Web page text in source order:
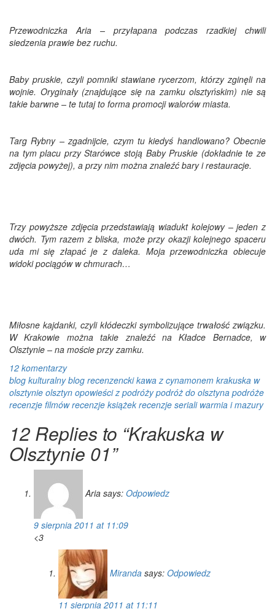
Przewodniczka Aria – przyłapana podczas rzadkiej chwili
siedzenia prawie bez ruchu.
Baby pruskie, czyli pomniki stawiane rycerzom, którzy zginęli na
wojnie. Oryginały (znajdujące się na zamku olsztyńskim) nie są
takie barwne – te tutaj to forma promocji walorów miasta.
Targ Rybny – zgadnijcie, czym tu kiedyś handlowano? Obecnie
na tym placu przy Starówce stoją Baby Pruskie (dokładnie te ze
zdjęcia powyżej), a przy nim można znaleźć bary i restauracje.
Trzy powyższe zdjęcia przedstawiają wiadukt kolejowy – jeden z
dwóch. Tym razem z bliska, może przy okazji kolejnego spaceru
uda mi się złapać je z daleka. Moja przewodniczka obiecuje
widoki pociągów w chmurach…
Miłosne kajdanki, czyli kłódeczki symbolizujące trwałość związku.
W Krakowie można takie znaleźć na Kładce Bernadce, w
Olsztynie – na moście przy zamku.
12 komentarzy
blog kulturalny blog recenzencki kawa z cynamonem krakuska w
olsztynie olsztyn opowieści z podróży podróż do olsztyna podróże
recenzje filmów recenzje książek recenzje seriali warmia i mazury
12 Replies to “Krakuska w
Olsztynie 01”
Aria says: Odpowiedz
9 sierpnia 2011 at 11:09
<3
Miranda says: Odpowiedz
11 sierpnia 2011 at 11:11